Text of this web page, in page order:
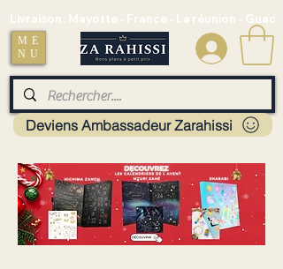
ME
NU
.
Livraison : Mayotte - France - La réunion -
Deviens Ambassadeur Zarahissi